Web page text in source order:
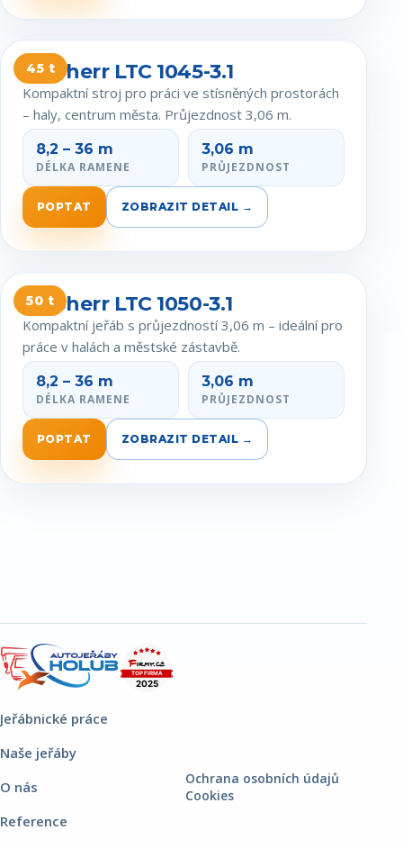
45 t
Liebherr LTC 1045-3.1
Kompaktní stroj pro práci ve stísněných prostorách
– haly, centrum města. Průjezdnost 3,06 m.
8,2 – 36 m
DÉLKA RAMENE
3,06 m
PRŮJEZDNOST
POPTAT ZOBRAZIT DETAIL →
50 t
Liebherr LTC 1050-3.1
Kompaktní jeřáb s průjezdností 3,06 m – ideální pro
práce v halách a městské zástavbě.
8,2 – 36 m
DÉLKA RAMENE
3,06 m
PRŮJEZDNOST
POPTAT ZOBRAZIT DETAIL →
Jeřábnické práce
Naše jeřáby
O nás
Reference
Ochrana osobních údajů
Cookies